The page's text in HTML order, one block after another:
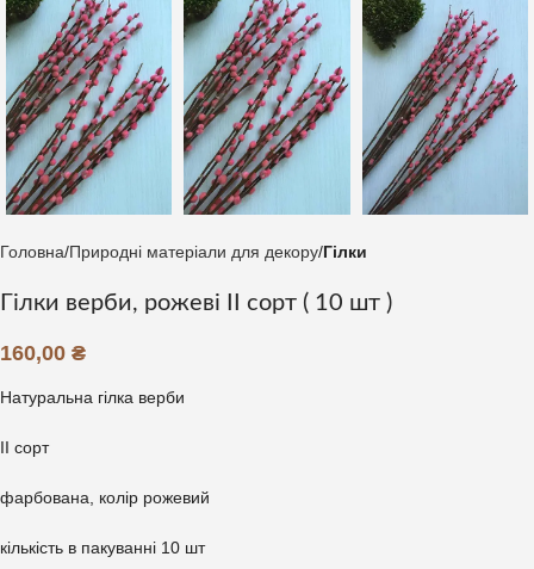
Головна Природні матеріали для декору Гілки
Гілки верби, рожеві ІІ сорт ( 10 шт )
160,00 ₴
Натуральна гілка верби
ІІ сорт
фарбована, колір рожевий
кількість в пакуванні 10 шт